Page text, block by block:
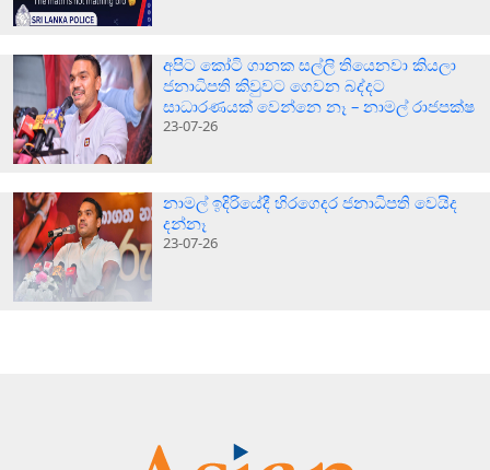
අපිට කෝටි ගානක සල්ලි තියෙනවා කියලා
ජනාධිපති කිවුවට ගෙවන බද්දට
සාධාරණයක් වෙන්නෙ නෑ – නාමල් රාජපක්ෂ
23-07-26
නාමල් ඉදිරියේදී හිරගෙදර ජනාධිපති වෙයිද
දන්නෑ
23-07-26